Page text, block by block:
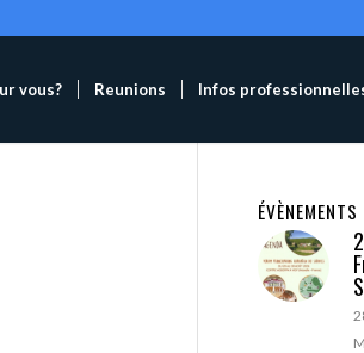
vous? Reunions Infos